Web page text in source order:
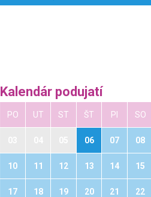
Kalendár podujatí
PO UT ST ŠT PI SO
06 07 08
10 11 12 13 14 15
17 18 19 20 21 22